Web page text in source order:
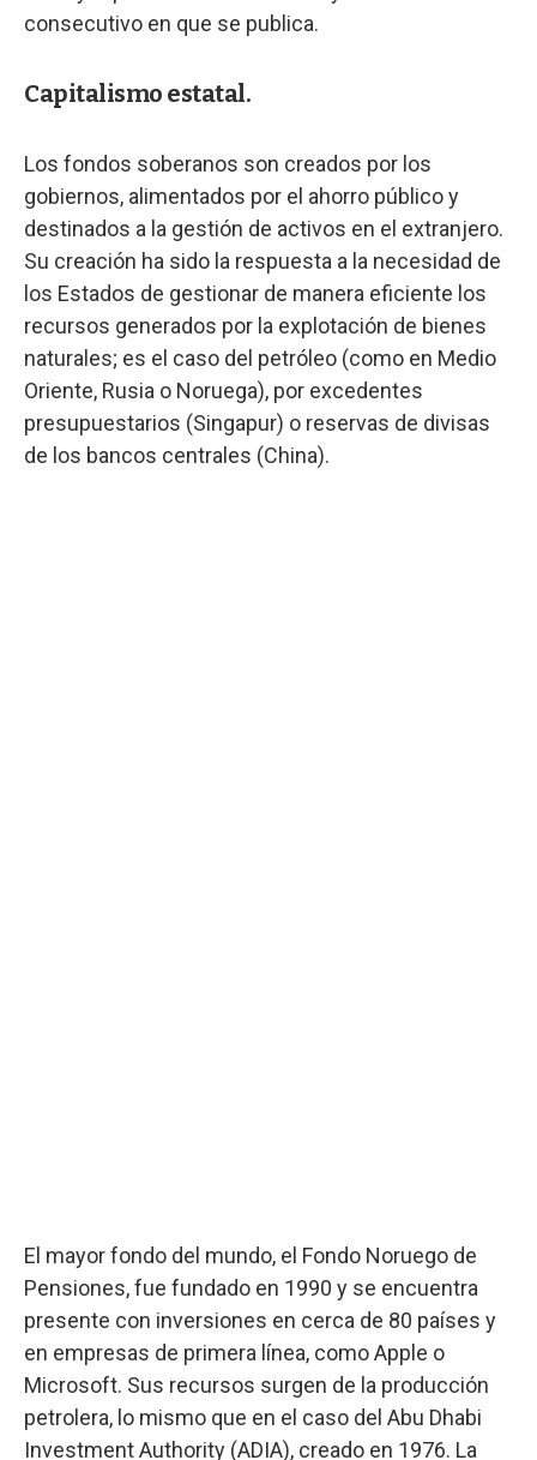
consecutivo en que se publica.
Capitalismo estatal.
Los fondos soberanos son creados por los
gobiernos, alimentados por el ahorro público y
destinados a la gestión de activos en el extranjero.
Su creación ha sido la respuesta a la necesidad de
los Estados de gestionar de manera eficiente los
recursos generados por la explotación de bienes
naturales; es el caso del petróleo (como en Medio
Oriente, Rusia o Noruega), por excedentes
presupuestarios (Singapur) o reservas de divisas
de los bancos centrales (China).
El mayor fondo del mundo, el Fondo Noruego de
Pensiones, fue fundado en 1990 y se encuentra
presente con inversiones en cerca de 80 países y
en empresas de primera línea, como Apple o
Microsoft. Sus recursos surgen de la producción
petrolera, lo mismo que en el caso del Abu Dhabi
Investment Authority (ADIA), creado en 1976. La